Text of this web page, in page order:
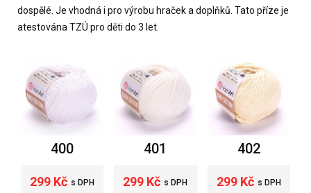
dospělé. Je vhodná i pro výrobu hraček a doplňků. Tato příze je
atestována TZÚ pro děti do 3 let.
400
299 Kč s DPH
401
299 Kč s DPH
402
299 Kč s DPH